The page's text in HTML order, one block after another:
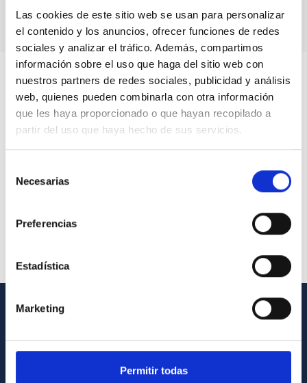
Las cookies de este sitio web se usan para personalizar
el contenido y los anuncios, ofrecer funciones de redes
sociales y analizar el tráfico. Además, compartimos
información sobre el uso que haga del sitio web con
nuestros partners de redes sociales, publicidad y análisis
web, quienes pueden combinarla con otra información
que les haya proporcionado o que hayan recopilado a
partir del uso que haya hecho de sus servicios.
Necesarias
Preferencias
Estadística
Marketing
Permitir todas
Contact
How to get to the IAC